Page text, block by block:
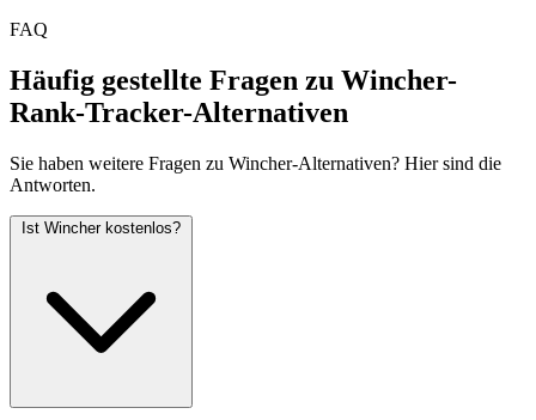
FAQ
Häufig gestellte Fragen zu Wincher-
Rank-Tracker-Alternativen
Sie haben weitere Fragen zu Wincher-Alternativen? Hier sind die
Antworten.
Ist Wincher kostenlos?